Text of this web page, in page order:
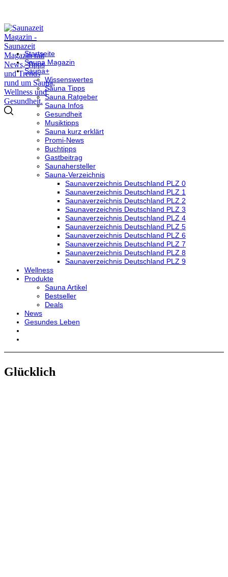
Startseite
Sauna Magazin
Sauna+
Wissenswertes
Sauna Tipps
Sauna Ratgeber
Sauna Infos
Gesundheit
Musiktipps
Sauna kurz erklärt
Promi-News
Buchtipps
Gastbeitrag
Saunahersteller
Sauna-Verzeichnis
Saunaverzeichnis Deutschland PLZ 0
Saunaverzeichnis Deutschland PLZ 1
Saunaverzeichnis Deutschland PLZ 2
Saunaverzeichnis Deutschland PLZ 3
Saunaverzeichnis Deutschland PLZ 4
Saunaverzeichnis Deutschland PLZ 5
Saunaverzeichnis Deutschland PLZ 6
Saunaverzeichnis Deutschland PLZ 7
Saunaverzeichnis Deutschland PLZ 8
Saunaverzeichnis Deutschland PLZ 9
Wellness
Produkte
Sauna Artikel
Bestseller
Deals
News
Gesundes Leben
Glücklich